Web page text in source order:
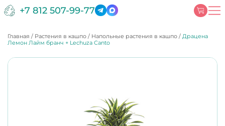
+7 812 507-99-77
Главная / Растения в кашпо / Напольные растения в кашпо / Драцена
Лемон Лайм бранч + Lechuza Canto